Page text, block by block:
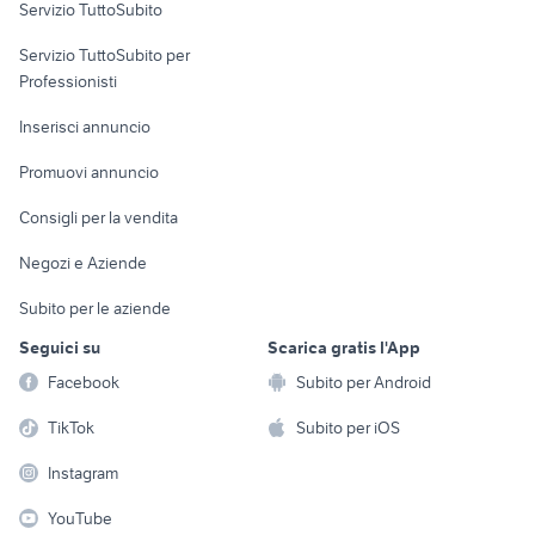
Informatica
Console e
Fotografia
Telefonia
Biciclette
Servizio TuttoSubito
Servizio TuttoSubito per
Professionisti
Inserisci annuncio
Promuovi annuncio
Consigli per la vendita
Negozi e Aziende
Subito per le aziende
Seguici su
Facebook
TikTok
Instagram
YouTube
Scarica gratis l'App
Subito per Android
Subito per iOS